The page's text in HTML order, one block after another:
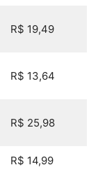
R$ 19,49
R$ 13,64
R$ 25,98
R$ 14,99